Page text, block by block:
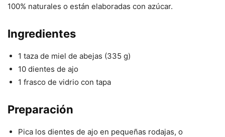
100% naturales o están elaboradas con azúcar.
Ingredientes
1 taza de miel de abejas (335 g)
10 dientes de ajo
1 frasco de vidrio con tapa
Preparación
Pica los dientes de ajo en pequeñas rodajas, o